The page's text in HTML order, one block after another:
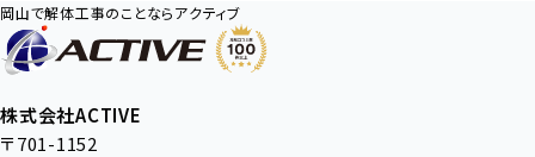
岡山で解体工事のことならアクティブ
株式会社ACTIVE
〒701-1152